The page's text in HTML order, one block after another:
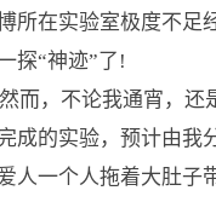
所在实验室极度不足
探“神迹”了!
，不论我通宵，还
成的实验，预计由我
人一个人拖着大肚子